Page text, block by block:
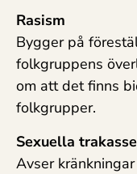
Rasism
Bygger på
folkgruppens
om att det finns
folkgrupper.
Sexuella
Avser